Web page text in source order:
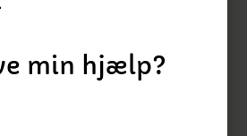
min hjælp?